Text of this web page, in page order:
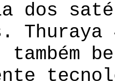
dos
Thuraya